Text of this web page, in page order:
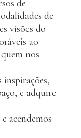
de
de
visões do
ao
nos
inspirações,
e adquire
acendemos